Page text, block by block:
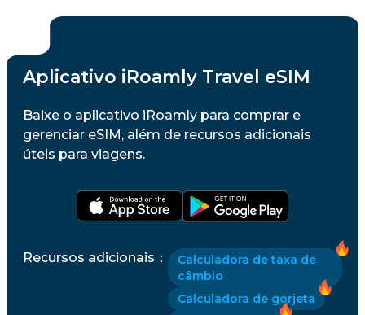
Aplicativo iRoamly Travel eSIM
Baixe o aplicativo iRoamly para comprar e
gerenciar eSIM, além de recursos adicionais
úteis para viagens.
Recursos adicionais ：
Calculadora de taxa de
câmbio
Calculadora de gorjeta